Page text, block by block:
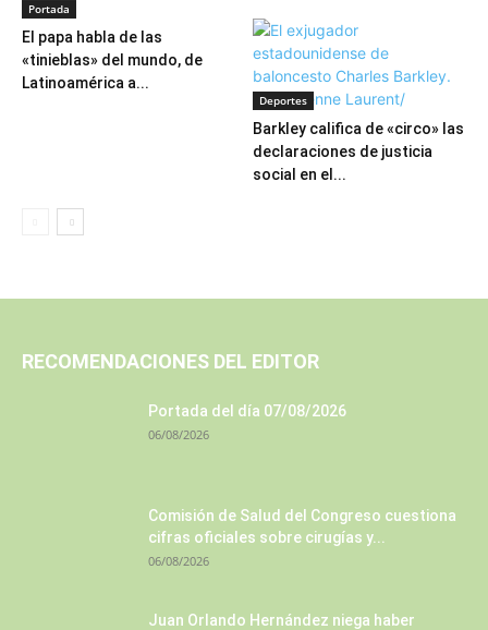
Portada
El papa habla de las
«tinieblas» del mundo, de
Latinoamérica a...
Deportes
Barkley califica de «circo» las
declaraciones de justicia
social en el...
RECOMENDACIONES DEL EDITOR
Portada del día 07/08/2026
06/08/2026
Comisión de Salud del Congreso cuestiona
cifras oficiales sobre cirugías y...
06/08/2026
Juan Orlando Hernández niega haber